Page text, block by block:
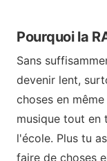
Pourquoi la
Sans
devenir lent,
choses en
musique tout en
l'école. Plus tu
faire de choses